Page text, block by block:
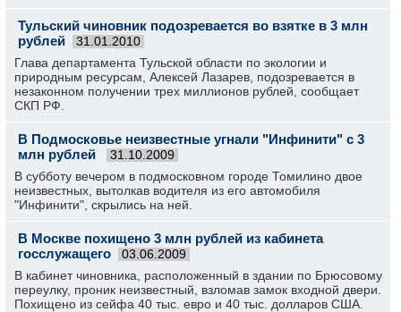
Тульский чиновник подозревается во взятке в 3 млн
рублей
31.01.2010
Глава департамента Тульской области по экологии и
природным ресурсам, Алексей Лазарев, подозревается в
незаконном получении трех миллионов рублей, сообщает
СКП РФ.
В Подмосковье неизвестные угнали "Инфинити" с 3
млн рублей
31.10.2009
В субботу вечером в подмосковном городе Томилино двое
неизвестных, вытолкав водителя из его автомобиля
"Инфинити", скрылись на ней.
В Москве похищено 3 млн рублей из кабинета
госслужащего
03.06.2009
В кабинет чиновника, расположенный в здании по Брюсовому
переулку, проник неизвестный, взломав замок входной двери.
Похищено из сейфа 40 тыс. евро и 40 тыс. долларов США.